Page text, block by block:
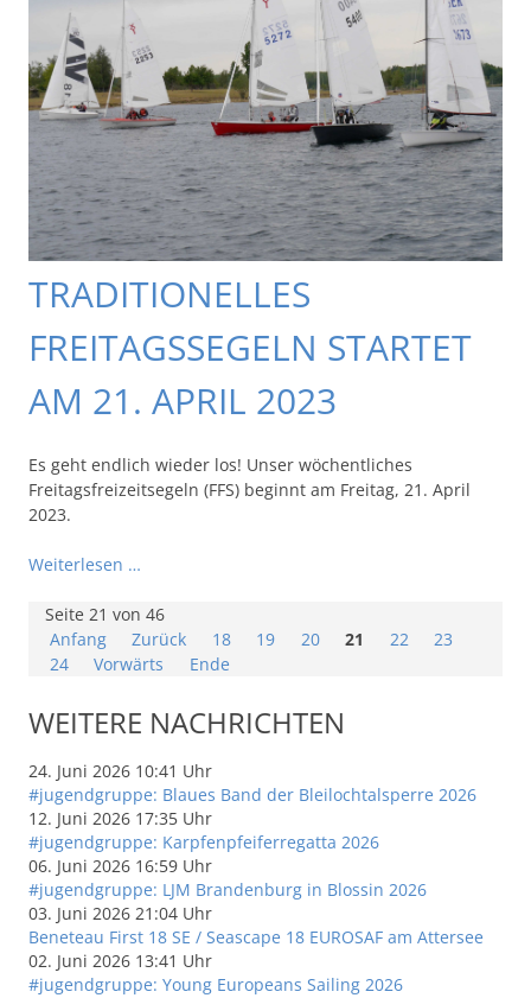
TRADITIONELLES
FREITAGSSEGELN STARTET
AM 21. APRIL 2023
Es geht endlich wieder los! Unser wöchentliches
Freitagsfreizeitsegeln (FFS) beginnt am Freitag, 21. April
2023.
Weiterlesen …
Seite 21 von 46
Anfang
Zurück 18 19 20 21 22
23
24
Vorwärts Ende
WEITERE NACHRICHTEN
24. Juni 2026 10:41 Uhr
#jugendgruppe: Blaues Band der Bleilochtalsperre 2026
12. Juni 2026 17:35 Uhr
#jugendgruppe: Karpfenpfeiferregatta 2026
06. Juni 2026 16:59 Uhr
#jugendgruppe: LJM Brandenburg in Blossin 2026
03. Juni 2026 21:04 Uhr
Beneteau First 18 SE / Seascape 18 EUROSAF am Attersee
02. Juni 2026 13:41 Uhr
#jugendgruppe: Young Europeans Sailing 2026